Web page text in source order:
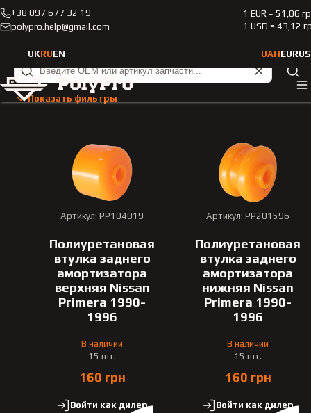
+38 097 677 32 19
polypro.help@gmail.com
1 EUR = 51,06
1 USD = 43,12
UKRUEN UAHEUR
Каталог Легковые автомобили
Primera
1990-1996
Легковые автомобили
Тип транспортного средства
Марка автомобиля
Год выпуска
1990-1996
Показать фильтры
Артикул: PP104019
Полиуретановая
втулка заднего
амортизатора
верхняя Nissan
Primera 1990-
1996
В наличии
15 шт.
160 грн
Войти как дилер
Артикул: PP201596
Полиуретановая
втулка заднего
амортизатора
нижняя Nissan
Primera 1990-
1996
В наличии
15 шт.
160 грн
Войти как дилер